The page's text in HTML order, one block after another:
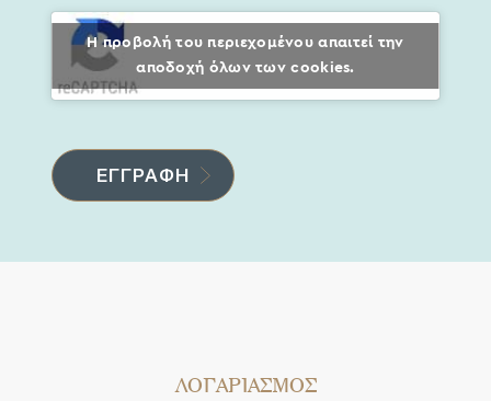
Η προβολή του περιεχομένου απαιτεί την
αποδοχή όλων των cookies.
ΛΟΓΑΡΙΑΣΜΟΣ